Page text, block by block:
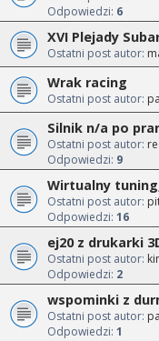
Odpowiedzi: 6
XVI Plejady
Ostatni post autor:
Wrak racing
Ostatni post autor:
Silnik n/a po
Ostatni post autor:
Odpowiedzi: 9
Wirtualny
Ostatni post autor:
Odpowiedzi: 16
ej20 z drukarki
Ostatni post autor:
Odpowiedzi: 2
wspominki z
Ostatni post autor:
Odpowiedzi: 1